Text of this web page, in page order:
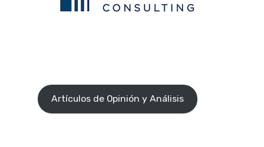
Artículos de Opinión y Análisis